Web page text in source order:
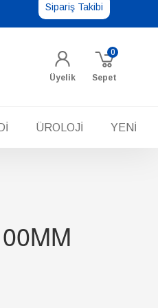
Sipariş Takibi
Üyelik Sepet
0
ÜROLOJİ YENİ